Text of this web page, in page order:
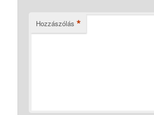
Hozzászólás *